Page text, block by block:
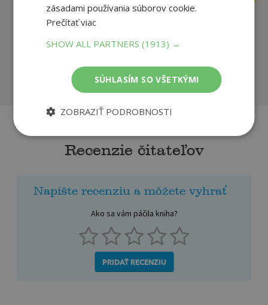
života
Lopez Angelina M.
Na sklade
Recenzie čitateľov
Napíšte recenziu a môžete vyhrať
Ako sa vám páčila kniha?
PRIDAŤ RECENZIU
zásadami používania súborov cookie.
Prečítať viac
SHOW ALL PARTNERS(1913) →
SÚHLASÍM SO VŠETKÝMI
ZOBRAZIŤ PODROBNOSTI